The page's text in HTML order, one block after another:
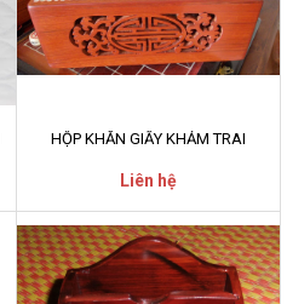
HỘP KHĂN GIẤY KHẢM TRAI
Liên hệ